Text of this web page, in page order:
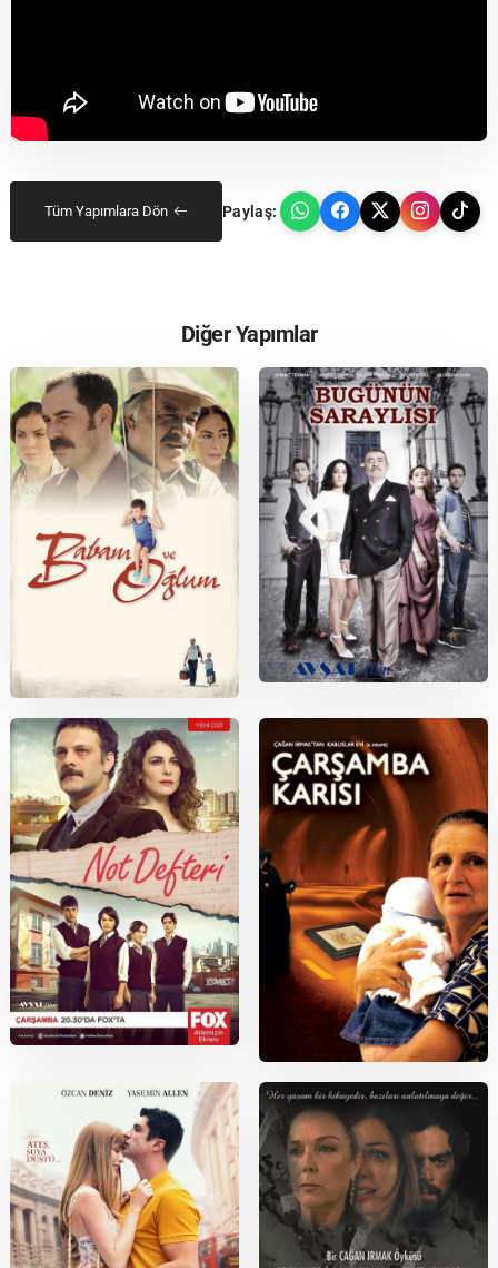
Tüm Yapımlara Dön Paylaş:
Diğer Yapımlar
2005
Babam ve Oğlum
Bugünün Saraylısı
Not Defteri
2006
Kabuslar Evi: Çarşamba Karısı